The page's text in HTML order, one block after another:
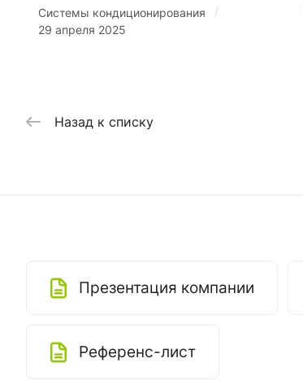
Системы кондиционирования /
29 апреля 2025
Назад к списку
Презентация компании
Референс-лист